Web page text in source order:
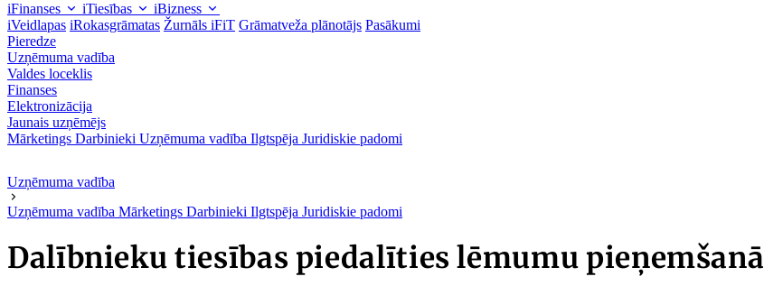
iFinanses iTiesības
iBizness
iVeidlapas iRokasgrāmatas Žurnāls iFiT Grāmatveža plānotājs Pasākumi
Pieredze
Uzņēmuma vadība
Valdes loceklis
Finanses
Elektronizācija
Jaunais uzņēmējs
Mārketings Darbinieki Uzņēmuma vadība Ilgtspēja Juridiskie padomi
Uzņēmuma vadība
Uzņēmuma vadība Mārketings Darbinieki Ilgtspēja Juridiskie padomi
Dalībnieku tiesības piedalīties lēmumu pieņemšanā